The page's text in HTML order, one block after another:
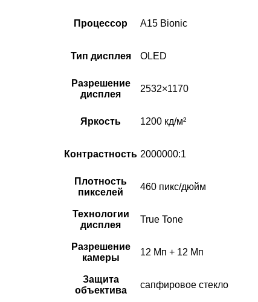
Процессор A15 Bionic
Тип дисплея OLED
Разрешение
дисплея
2532×1170
Яркость 1200 кд/м²
Контрастность 2000000:1
Плотность
пикселей
460 пикс/дюйм
Технологии
дисплея
True Tone
Разрешение
камеры
12 Мп + 12 Мп
Защита
объектива
сапфировое стекло